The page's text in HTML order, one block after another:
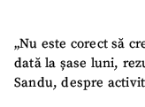
„Nu este corect să
dată la șase luni,
Sandu, despre
Am citit
acord cu